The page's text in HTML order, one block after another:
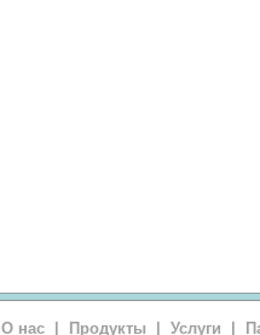
О нас Продукты Услуги